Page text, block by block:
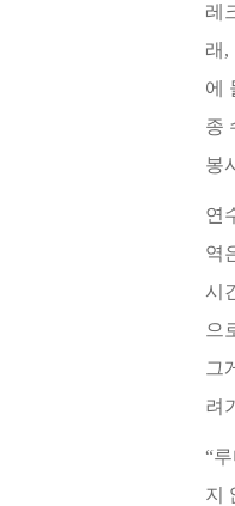
레
래,
에
종
봉
연
역
시
으
그
려
“
지